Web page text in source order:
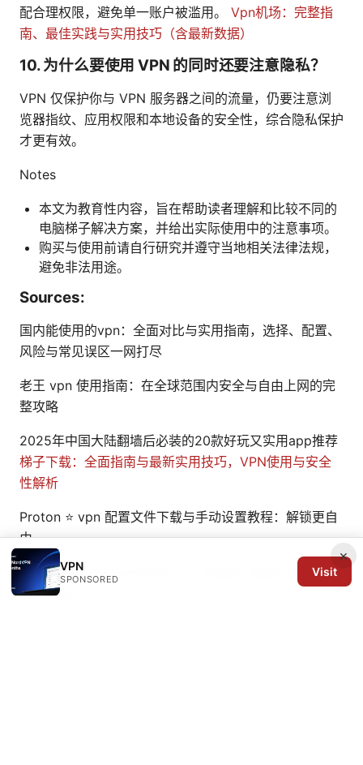
配合理权限，避免单一账户被滥用。 Vpn机场：完整指
南、最佳实践与实用技巧（含最新数据）
10. 为什么要使用 VPN 的同时还要注意隐私？
VPN 仅保护你与 VPN 服务器之间的流量，仍要注意浏
览器指纹、应用权限和本地设备的安全性，综合隐私保护
才更有效。
Notes
本文为教育性内容，旨在帮助读者理解和比较不同的
电脑梯子解决方案，并给出实际使用中的注意事项。
购买与使用前请自行研究并遵守当地相关法律法规，
避免非法用途。
Sources:
国内能使用的vpn：全面对比与实用指南，选择、配置、
风险与常见误区一网打尽
老王 vpn 使用指南：在全球范围内安全与自由上网的完
整攻略
2025年中国大陆翻墙后必装的20款好玩又实用app推荐
梯子下载：全面指南与最新实用技巧，VPN使用与安全
性解析
Proton ⭐ vpn 配置文件下载与手动设置教程：解锁更自
由
Protonvpn taking forever to connect heres how to
fix it fast
×
VPN
SPONSORED
Visit